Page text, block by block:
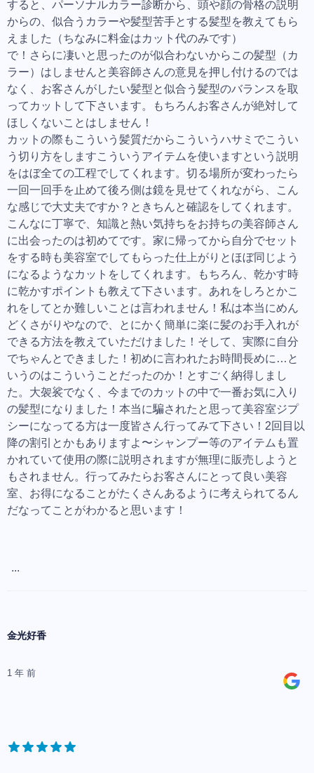
すると、パーソナルカラー診断から、頭や顔の骨格の説明
からの、似合うカラーや髪型苦手とする髪型を教えてもら
えました（ちなみに料金はカット代のみです）
で！さらに凄いと思ったのが似合わないからこの髪型（カ
ラー）はしませんと美容師さんの意見を押し付けるのでは
なく、お客さんがしたい髪型と似合う髪型のバランスを取
ってカットして下さいます。もちろんお客さんが絶対して
ほしくないことはしません！
カットの際もこういう髪質だからこういうハサミでこうい
う切り方をしますこういうアイテムを使いますという説明
をはぼ全ての工程でしてくれます。切る場所が変わったら
一回一回手を止めて後ろ側は鏡を見せてくれながら、こん
な感じで大丈夫ですか？ときちんと確認をしてくれます。
こんなに丁寧で、知識と熱い気持ちをお持ちの美容師さん
に出会ったのは初めてです。家に帰ってから自分でセット
をする時も美容室でしてもらった仕上がりとほぼ同じよう
になるようなカットをしてくれます。もちろん、乾かす時
に乾かすポイントも教えて下さいます。あれをしろとかこ
れをしてとか難しいことは言われません！私は本当にめん
どくさがりやなので、とにかく簡単に楽に髪のお手入れが
できる方法を教えていただけました！そして、実際に自分
でちゃんとできました！初めに言われたお時間長めに…と
いうのはこういうことだったのか！とすごく納得しまし
た。大袈裟でなく、今までのカットの中で一番お気に入り
の髪型になりました！本当に騙されたと思って美容室ジプ
シーになってる方は一度皆さん行ってみて下さい！2回目以
降の割引とかもありますよ〜シャンプー等のアイテムも置
かれていて使用の際に説明されますが無理に販売しようと
もされません。行ってみたらお客さんにとって良い美容
室、お得になることがたくさんあるように考えられてるん
だなってことがわかると思います！
...
金光好香
1 年 前